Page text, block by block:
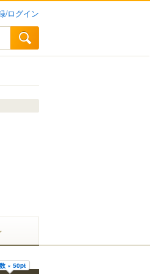
/ログイン
× 50pt